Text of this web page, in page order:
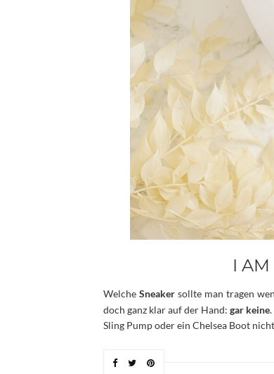
I AM
Welche Sneakersollte man tragen
doch ganz klar auf der Hand: gar keine
Sling Pump oder ein Chelsea Boot